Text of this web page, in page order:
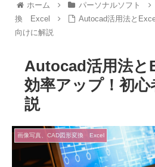
ホーム パーソナルソフト
換 Excel
Autocad活用法と
向けに解説
Autocad活用法と
効率アップ！初
説
画像写真、CAD図形変換 Excel